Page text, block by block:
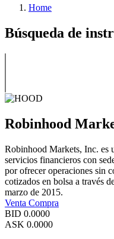
Home
Búsqueda de
Robinhood
Robinhood Markets, Inc. es
servicios financieros con
por ofrecer operaciones sin
cotizados en bolsa a través
marzo de 2015.
Venta Compra
BID 0.0000
ASK 0.0000